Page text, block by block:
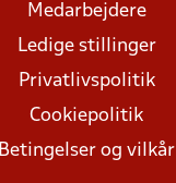
Medarbejdere
Ledige stillinger
Privatlivspolitik
Cookiepolitik
Betingelser og vilkår